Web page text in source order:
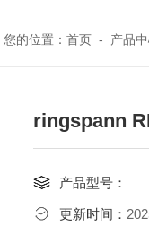
您的位置： 首页 - 产品
ringspann
产品型号：
更新时间：